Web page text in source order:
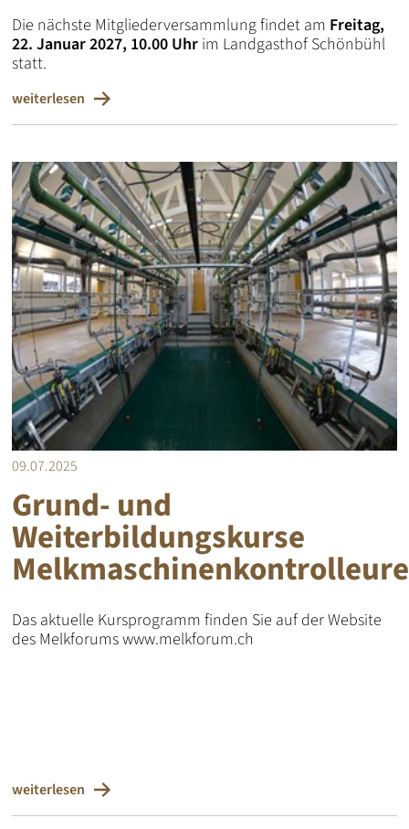
Die nächste Mitgliederversammlung findet am Freitag,
22. Januar 2027, 10.00 Uhr im Landgasthof Schönbühl
statt.
weiterlesen
09.07.2025
Grund- und
Weiterbildungskurse
Melkmaschinenkontrolleure
Das aktuelle Kursprogramm finden Sie auf der Website
des Melkforums www.melkforum.ch
weiterlesen